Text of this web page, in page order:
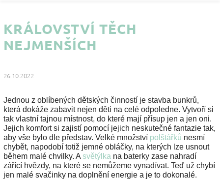
KRÁLOVSTVÍ TĚCH
NEJMENŠÍCH
26.10.2022
Jednou z oblíbených dětských činností je stavba bunkrů,
která dokáže zabavit nejen děti na celé odpoledne. Vytvoří si
tak vlastní tajnou místnost, do které mají přísup jen a jen oni.
Jejich komfort si zajistí pomocí jejich neskutečné fantazie tak,
aby vše bylo dle představ. Velké množství polštářků nesmí
chybět, napodobí totiž jemné obláčky, na kterých lze usnout
během malé chvilky. A světýlka na baterky zase nahradí
zářící hvězdy, na které se nemůžeme vynadívat. Teď už chybí
jen malé svačinky na doplnění energie a je to dokonalé.